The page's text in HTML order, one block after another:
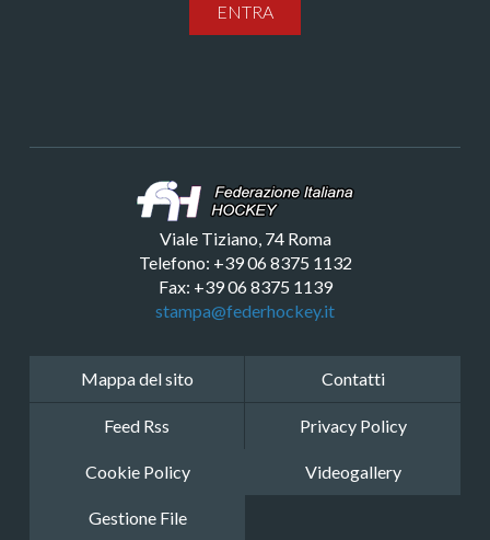
ENTRA
Viale Tiziano, 74 Roma
Telefono: +39 06 8375 1132
Fax: +39 06 8375 1139
stampa@federhockey.it
Mappa del sito Contatti
Feed Rss Privacy Policy
Cookie Policy Videogallery
Gestione File